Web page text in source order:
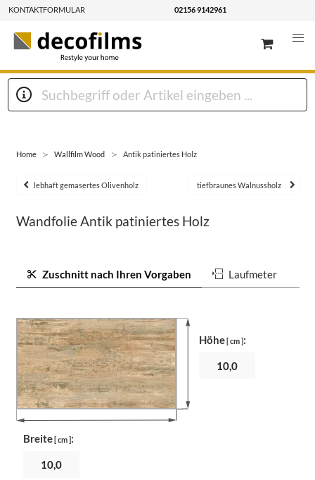
KONTAKTFORMULAR 02156 9142961
Home Wallfilm Wood Antik patiniertes Holz
lebhaft gemasertes Olivenholz tiefbraunes Walnussholz
Wandfolie Antik patiniertes Holz
Zuschnitt nach Ihren Vorgaben Laufmeter
Breite[ cm ]:
Höhe[ cm ]: